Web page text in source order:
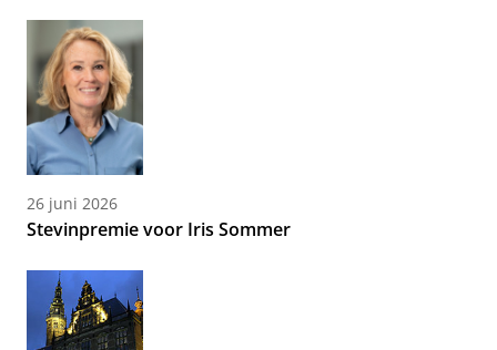
26 juni 2026
Stevinpremie voor Iris Sommer